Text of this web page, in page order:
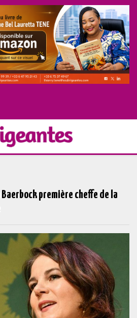
première cheffe de la